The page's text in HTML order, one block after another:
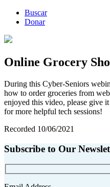
Buscar
Donar
Online Grocery
During this Cyber-Seniors
how to order groceries from
enjoyed this video, please give
for more helpful tech sessions!
Recorded 10/06/2021
Subscribe to Our